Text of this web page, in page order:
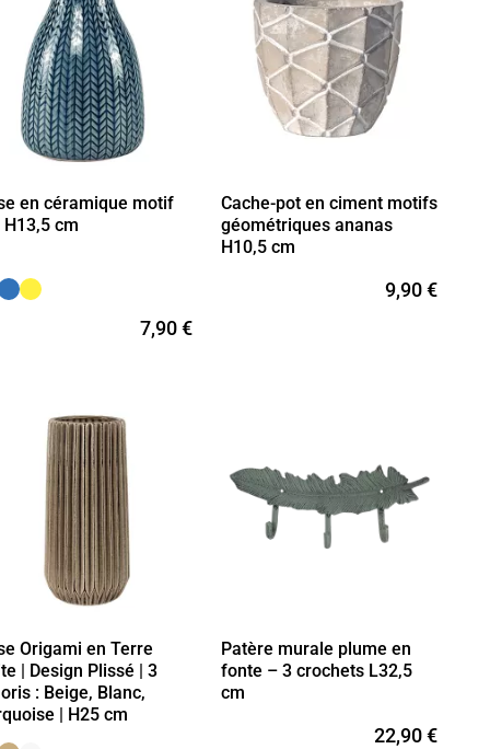
en céramique motif
H13,5 cm
7,90 €
Cache-pot en ciment motifs
géométriques ananas
H10,5 cm
9,90 €
Origami en Terre
| Design Plissé | 3
: Beige, Blanc,
| H25 cm
Patère murale plume en
fonte – 3 crochets L32,5
cm
22,90 €